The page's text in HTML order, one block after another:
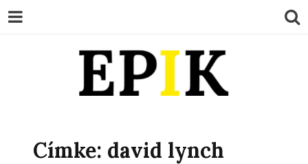
EPIK
Címke: david lynch